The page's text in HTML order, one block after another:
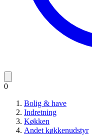
0
Bolig & have
Indretning
Køkken
Andet køkkenudstyr